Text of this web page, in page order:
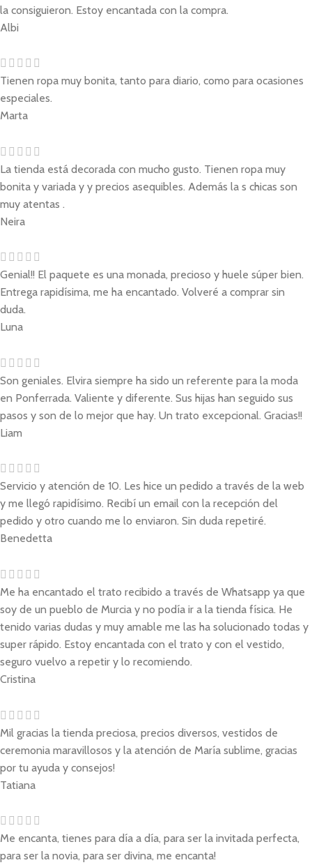
la consiguieron. Estoy encantada con la compra.
Albi
Tienen ropa muy bonita, tanto para diario, como para ocasiones
especiales.
Marta
La tienda está decorada con mucho gusto. Tienen ropa muy
bonita y variada y y precios asequibles. Además la s chicas son
muy atentas .
Neira
Genial!! El paquete es una monada, precioso y huele súper bien.
Entrega rapidísima, me ha encantado. Volveré a comprar sin
duda.
Luna
Son geniales. Elvira siempre ha sido un referente para la moda
en Ponferrada. Valiente y diferente. Sus hijas han seguido sus
pasos y son de lo mejor que hay. Un trato excepcional. Gracias!!
Liam
Servicio y atención de 10. Les hice un pedido a través de la web
y me llegó rapidísimo. Recibí un email con la recepción del
pedido y otro cuando me lo enviaron. Sin duda repetiré.
Benedetta
Me ha encantado el trato recibido a través de Whatsapp ya que
soy de un pueblo de Murcia y no podía ir a la tienda física. He
tenido varias dudas y muy amable me las ha solucionado todas y
super rápido. Estoy encantada con el trato y con el vestido,
seguro vuelvo a repetir y lo recomiendo.
Cristina
Mil gracias la tienda preciosa, precios diversos, vestidos de
ceremonia maravillosos y la atención de María sublime, gracias
por tu ayuda y consejos!
Tatiana
Me encanta, tienes para día a día, para ser la invitada perfecta,
para ser la novia, para ser divina, me encanta!